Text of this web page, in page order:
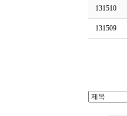
131510
131509